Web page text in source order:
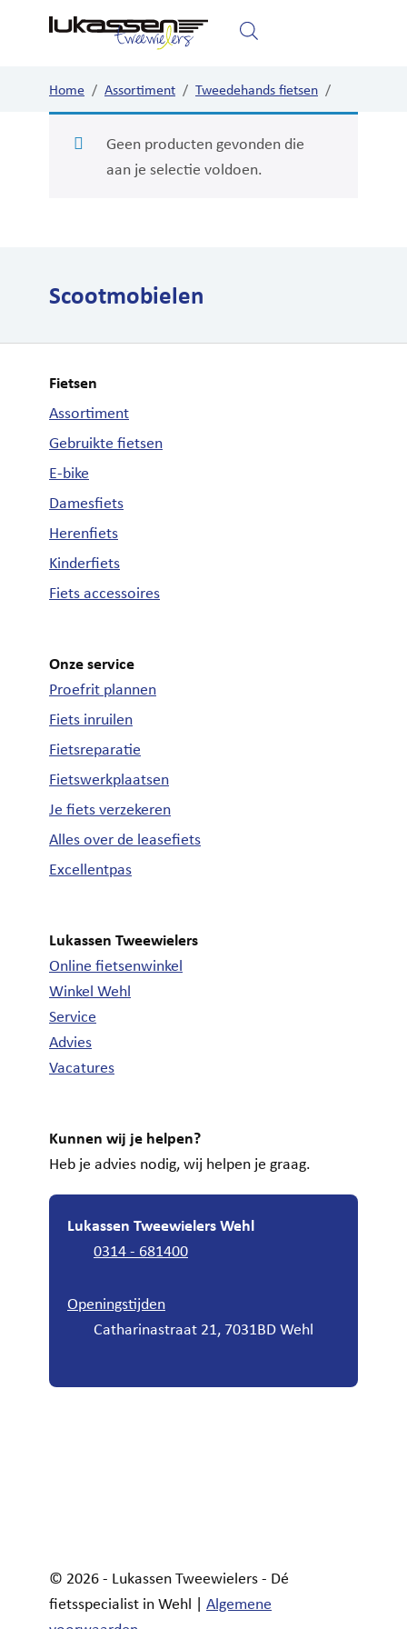
Home Fietsen Elektrische fietsen
Home / Assortiment / Tweedehands fietsen /
ScootmobielenGeen producten gevonden die
aan je selectie voldoen.
Scootmobielen
Fietsen
Assortiment
Gebruikte fietsen
E-bike
Damesfiets
Herenfiets
Kinderfiets
Fiets accessoires
Onze service
Proefrit plannen
Fiets inruilen
Fietsreparatie
Fietswerkplaatsen
Je fiets verzekeren
Alles over de leasefiets
Excellentpas
Lukassen Tweewielers
Online fietsenwinkel
Winkel Wehl
Service
Advies
Vacatures
Kunnen wij je helpen?
Heb je advies nodig, wij helpen je graag.
Lukassen Tweewielers Wehl
0314 - 681400
Openingstijden
Catharinastraat 21, 7031BD Wehl
© 2026 - Lukassen Tweewielers - Dé
fietsspecialist in Wehl | Algemene